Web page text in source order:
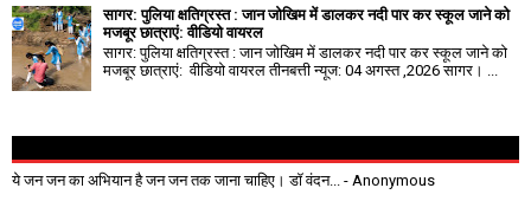
सागर: पुलिया क्षतिग्रस्त : जान जोखिम में डालकर नदी पार कर स्कूल जाने को
मजबूर छात्राएं: वीडियो वायरल
सागर: पुलिया क्षतिग्रस्त : जान जोखिम में डालकर नदी पार कर स्कूल जाने को
मजबूर छात्राएं: वीडियो वायरल तीनबत्ती न्यूज: 04 अगस्त ,2026 सागर। ...
ये जन जन का अभियान है जन जन तक जाना चाहिए। डॉ वंदन...
- Anonymous